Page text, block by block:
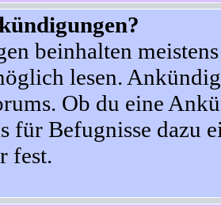
beinhalten
lesen.
Ob du eine
für Befugnisse dazu
fest.